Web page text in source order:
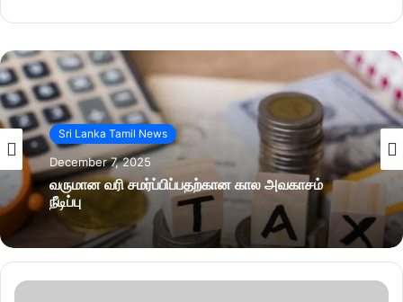
Sri Lanka Tamil News
December 7, 2025
வருமான வரி சமர்ப்பிப்பதற்கான கால அவகாசம்
நீடிப்பு